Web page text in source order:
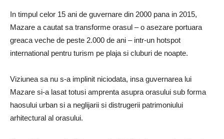
In timpul celor 15 ani de guvernare din 2000 pana in 2015,
Mazare a cautat sa transforme orasul – o asezare portuara
greaca veche de peste 2.000 de ani – intr-un hotspot
international pentru turism pe plaja si cluburi de noapte.
Viziunea sa nu s-a implinit niciodata, insa guvernarea lui
Mazare si-a lasat totusi amprenta asupra orasului sub forma
haosului urban si a neglijarii si distrugerii patrimoniului
arhitectural al orasului.